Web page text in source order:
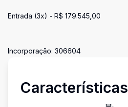
Entrada (3x) - R$ 179.545,00
Incorporação: 306604
Características